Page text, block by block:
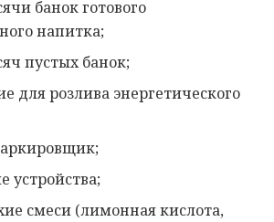
банок готового
напитка;
пустых банок;
для розлива энергетического
устройства;
смеси (лимонная кислота,